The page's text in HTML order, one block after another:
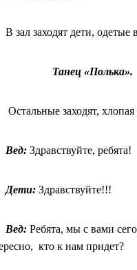
В зал заходят дети,
Танец «Полька».
Остальные заходят,
Вед: Здравствуйте, ребята!
Дети: Здравствуйте!!!
Вед: Ребята, мы с вами
кто к нам придет?